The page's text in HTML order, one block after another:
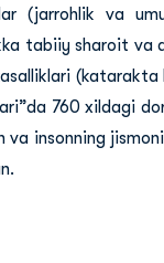
(jarrohlik va
tabiiy sharoit
760 xildagi
insonning